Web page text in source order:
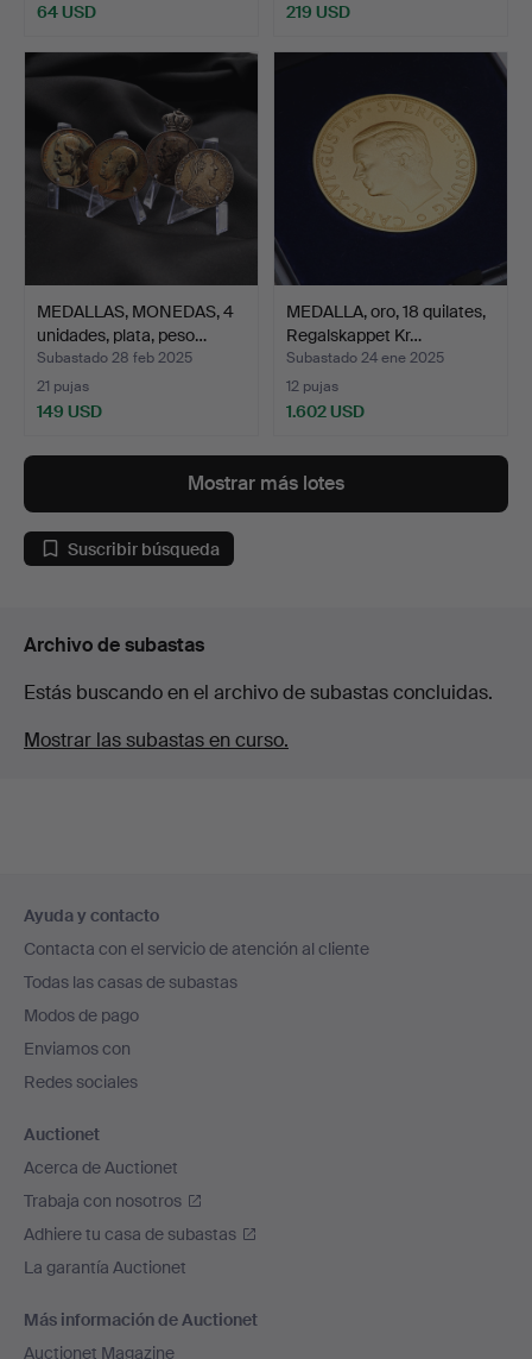
64 USD 219 USD
MEDALLAS, MONEDAS, 4
unidades, plata, peso…
Subastado 28 feb 2025
21 pujas
149 USD
MEDALLA, oro, 18 quilates,
Regalskappet Kr…
Subastado 24 ene 2025
12 pujas
1.602 USD
Mostrar más lotes
Suscribir búsqueda
Archivo de subastas
Estás buscando en el archivo de subastas concluidas.
Mostrar las subastas en curso.
en
el
pie
de
página
Ayuda y contacto
Contacta con el servicio de atención al cliente
Todas las casas de subastas
Modos de pago
Enviamos con
Redes sociales
Auctionet
Acerca de Auctionet
Trabaja con nosotros
Adhiere tu casa de subastas
La garantía Auctionet
Más información de Auctionet
Auctionet Magazine